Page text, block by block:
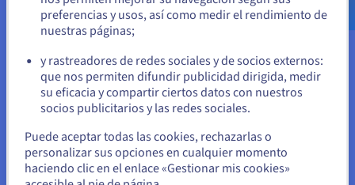
Cree una cuenta y active sus
servicios en cuestión de minutos
¡Disfrute de200 €gratis en su primer proyecto Public
Cloud!
Empezar ahora
Permanezca en el sitio web actual
preferencias y usos, así como medir el rendimiento de
nuestras páginas;
y rastreadores de redes sociales y de socios externos:
que nos permiten difundir publicidad dirigida, medir
su eficacia y compartir ciertos datos con nuestros
socios publicitarios y las redes sociales.
Puede aceptar todas las cookies, rechazarlas o
personalizar sus opciones en cualquier momento
haciendo clic en el enlace «Gestionar mis cookies»